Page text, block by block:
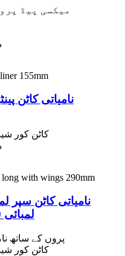
میکسی پیڈ
نامیاتی کاٹن پینٹیلینر 155
100٪ کاٹن کور
نامیاتی کاٹن
لمبائی 290 ملی میٹر ہے۔
پروں کے ساتھ
100٪ کاٹن کور